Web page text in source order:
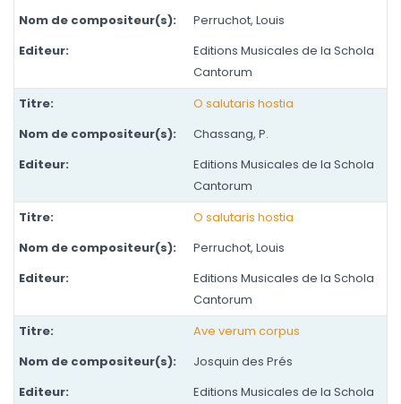
Perruchot, Louis
Editions Musicales de la Schola
Cantorum
O salutaris hostia
Chassang, P.
Editions Musicales de la Schola
Cantorum
O salutaris hostia
Perruchot, Louis
Editions Musicales de la Schola
Cantorum
Ave verum corpus
Josquin des Prés
Editions Musicales de la Schola